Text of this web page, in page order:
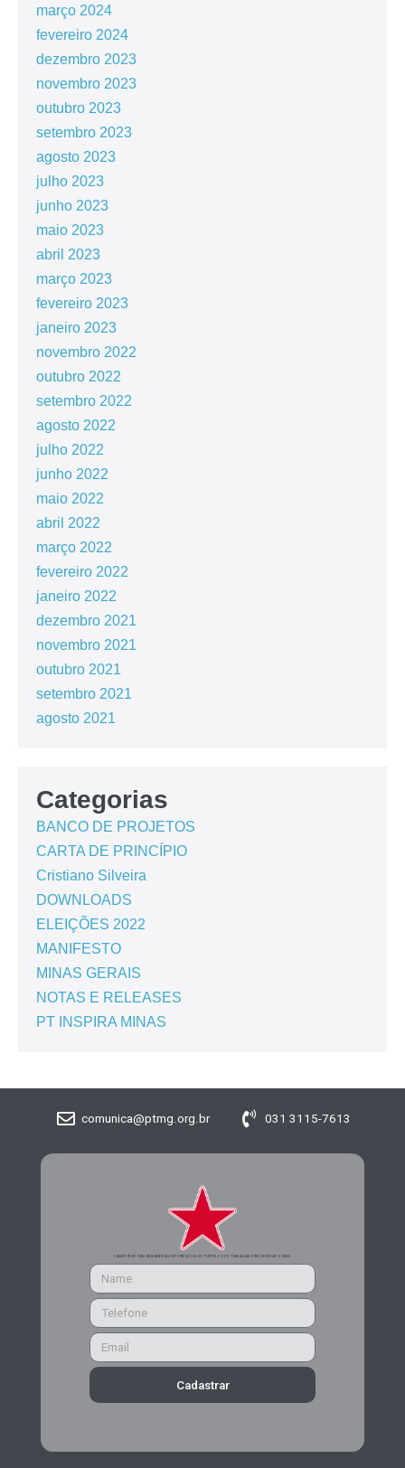
março 2024
fevereiro 2024
dezembro 2023
novembro 2023
outubro 2023
setembro 2023
agosto 2023
julho 2023
junho 2023
maio 2023
abril 2023
março 2023
fevereiro 2023
janeiro 2023
novembro 2022
outubro 2022
setembro 2022
agosto 2022
julho 2022
junho 2022
maio 2022
abril 2022
março 2022
fevereiro 2022
janeiro 2022
dezembro 2021
novembro 2021
outubro 2021
setembro 2021
agosto 2021
Categorias
BANCO DE PROJETOS
CARTA DE PRINCÍPIO
Cristiano Silveira
DOWNLOADS
ELEIÇÕES 2022
MANIFESTO
MINAS GERAIS
NOTAS E RELEASES
PT INSPIRA MINAS
comunica@ptmg.org.br 031 3115-7613
CADASTRE-SE PARA RECEBER MAIS INFORMAÇÕES DO PARTIDO DOS TRABALHADORES DE MINAS GERAIS
Cadastrar